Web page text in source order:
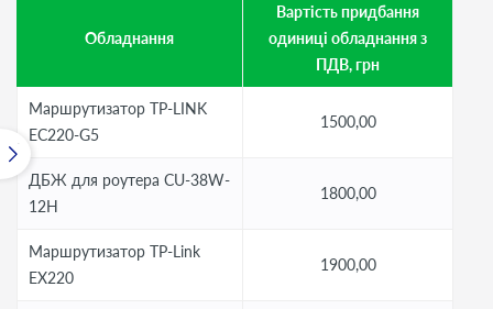
Обладнання
Вартість придбання
одиниці обладнання з
ПДВ, грн
Маршрутизатор TP-LINK
EC220-G5
1500,00
ДБЖ для роутера CU-38W-
12H
1800,00
Маршрутизатор TP-Link
EX220
1900,00